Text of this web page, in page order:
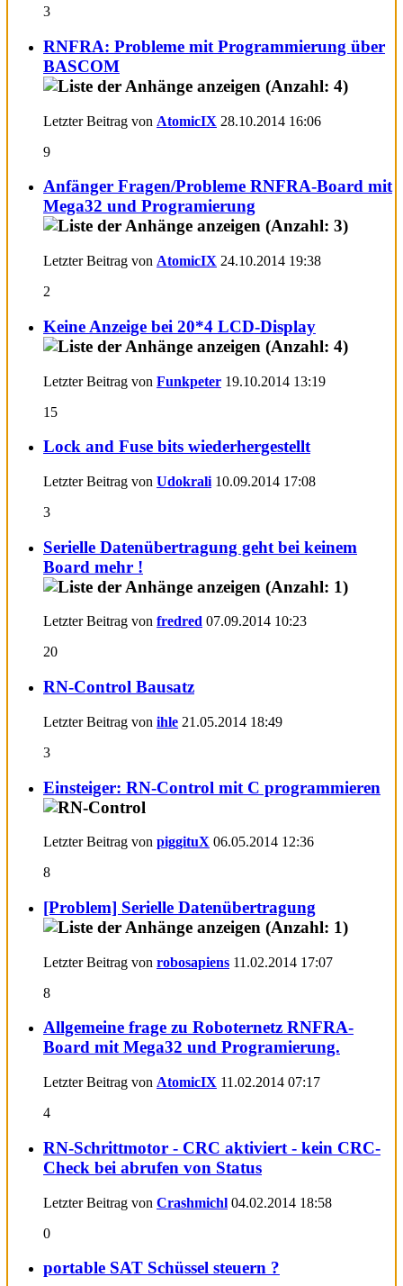
3
RNFRA: Probleme mit Programmierung über
BASCOM
Letzter Beitrag von AtomicIX 28.10.2014 16:06
9
Anfänger Fragen/Probleme RNFRA-Board mit
Mega32 und Programierung
Letzter Beitrag von AtomicIX 24.10.2014 19:38
2
Keine Anzeige bei 20*4 LCD-Display
Letzter Beitrag von Funkpeter 19.10.2014 13:19
15
Lock and Fuse bits wiederhergestellt
Letzter Beitrag von Udokrali 10.09.2014 17:08
3
Serielle Datenübertragung geht bei keinem
Board mehr !
Letzter Beitrag von fredred 07.09.2014 10:23
20
RN-Control Bausatz
Letzter Beitrag von ihle 21.05.2014 18:49
3
Einsteiger: RN-Control mit C programmieren
Letzter Beitrag von piggituX 06.05.2014 12:36
8
[Problem] Serielle Datenübertragung
Letzter Beitrag von robosapiens 11.02.2014 17:07
8
Allgemeine frage zu Roboternetz RNFRA-
Board mit Mega32 und Programierung.
Letzter Beitrag von AtomicIX 11.02.2014 07:17
4
RN-Schrittmotor - CRC aktiviert - kein CRC-
Check bei abrufen von Status
Letzter Beitrag von Crashmichl 04.02.2014 18:58
0
portable SAT Schüssel steuern ?